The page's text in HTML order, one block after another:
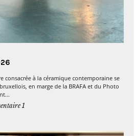
consacrée à la céramique contemporaine se
en marge de la BRAFA et du Photo
1